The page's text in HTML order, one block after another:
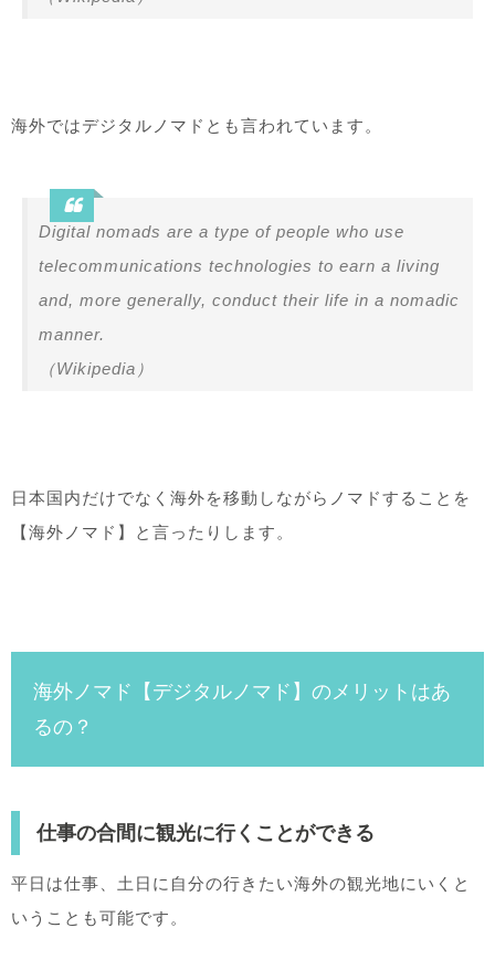
海外ではデジタルノマドとも言われています。
Digital nomads are a type of people who use
telecommunications technologies to earn a living
and, more generally, conduct their life in a nomadic
manner.
（Wikipedia）
日本国内だけでなく海外を移動しながらノマドすることを
【海外ノマド】と言ったりします。
海外ノマド【デジタルノマド】のメリットはあ
るの？
仕事の合間に観光に行くことができる
平日は仕事、土日に自分の行きたい海外の観光地にいくと
いうことも可能です。